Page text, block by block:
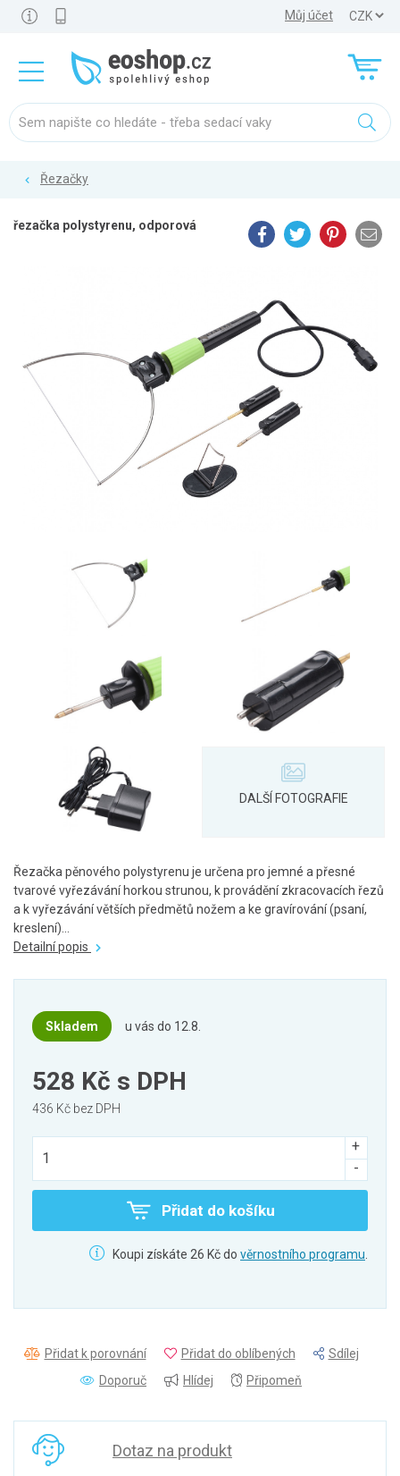
Můj účet
Řezačky
řezačka polystyrenu, odporová
Řezačka pěnového polystyrenu je určena pro jemné a přesné
tvarové vyřezávání horkou strunou, k provádění zkracovacích řezů
a k vyřezávání větších předmětů nožem a ke gravírování (psaní,
kreslení)...
Detailní popis
Skladem u vás do 12.8.
528 Kč s DPH
436 Kč bez DPH
Přidat do košíku
Koupi získáte 26 Kč do věrnostního programu
Přidat k porovnání Přidat do oblíbených
Sdílej
Doporuč
Hlídej Připomeň
Dotaz na produkt